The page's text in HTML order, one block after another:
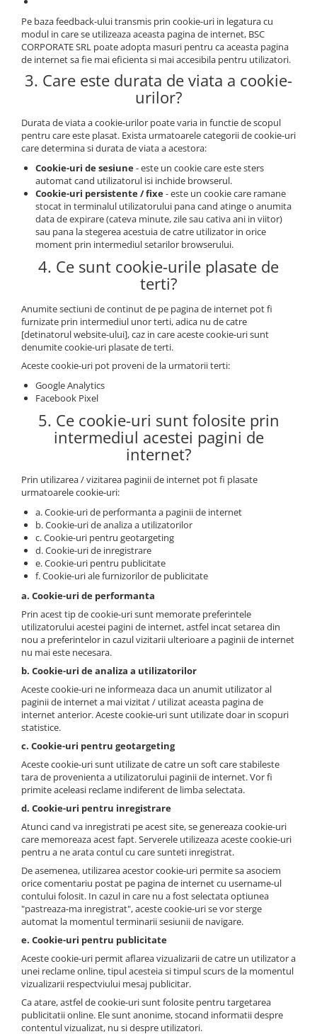
Pe baza feedback-ului transmis prin cookie-uri in legatura cu
modul in care se utilizeaza aceasta pagina de internet, BSC
CORPORATE SRL poate adopta masuri pentru ca aceasta pagina
de internet sa fie mai eficienta si mai accesibila pentru utilizatori.
3. Care este durata de viata a cookie-
urilor?
Durata de viata a cookie-urilor poate varia in functie de scopul
pentru care este plasat. Exista urmatoarele categorii de cookie-uri
care determina si durata de viata a acestora:
Cookie-uri de sesiune- este un cookie care este sters
automat cand utilizatorul isi inchide browserul.
Cookie-uri persistente / fixe- este un cookie care ramane
stocat in terminalul utilizatorului pana cand atinge o anumita
data de expirare (cateva minute, zile sau cativa ani in viitor)
sau pana la stegerea acestuia de catre utilizator in orice
moment prin intermediul setarilor browserului.
4. Ce sunt cookie-urile plasate de
terti?
Anumite sectiuni de continut de pe pagina de internet pot fi
furnizate prin intermediul unor terti, adica nu de catre
[detinatorul website-ului], caz in care aceste cookie-uri sunt
denumite cookie-uri plasate de terti.
Aceste cookie-uri pot proveni de la urmatorii terti:
Google Analytics
Facebook Pixel
5. Ce cookie-uri sunt folosite prin
intermediul acestei pagini de
internet?
Prin utilizarea / vizitarea paginii de internet pot fi plasate
urmatoarele cookie-uri:
a. Cookie-uri de performanta a paginii de internet
b. Cookie-uri de analiza a utilizatorilor
c. Cookie-uri pentru geotargeting
d. Cookie-uri de inregistrare
e. Cookie-uri pentru publicitate
f. Cookie-uri ale furnizorilor de publicitate
a. Cookie-uri de performanta
Prin acest tip de cookie-uri sunt memorate preferintele
utilizatorului acestei pagini de internet, astfel incat setarea din
nou a preferintelor in cazul vizitarii ulterioare a paginii de internet
nu mai este necesara.
b. Cookie-uri de analiza a utilizatorilor
Aceste cookie-uri ne informeaza daca un anumit utilizator al
paginii de internet a mai vizitat / utilizat aceasta pagina de
internet anterior. Aceste cookie-uri sunt utilizate doar in scopuri
statistice.
c. Cookie-uri pentru geotargeting
Aceste cookie-uri sunt utilizate de catre un soft care stabileste
tara de provenienta a utilizatorului paginii de internet. Vor fi
primite aceleasi reclame indiferent de limba selectata.
d. Cookie-uri pentru inregistrare
Atunci cand va inregistrati pe acest site, se genereaza cookie-uri
care memoreaza acest fapt. Serverele utilizeaza aceste cookie-uri
pentru a ne arata contul cu care sunteti inregistrat.
De asemenea, utilizarea acestor cookie-uri permite sa asociem
orice comentariu postat pe pagina de internet cu username-ul
contului folosit. In cazul in care nu a fost selectata optiunea
"pastreaza-ma inregistrat", aceste cookie-uri se vor sterge
automat la momentul terminarii sesiunii de navigare.
e. Cookie-uri pentru publicitate
Aceste cookie-uri permit aflarea vizualizarii de catre un utilizator a
unei reclame online, tipul acesteia si timpul scurs de la momentul
vizualizarii respectviului mesaj publicitar.
Ca atare, astfel de cookie-uri sunt folosite pentru targetarea
publicitatii online. Ele sunt anonime, stocand informatii despre
contentul vizualizat, nu si despre utilizatori.